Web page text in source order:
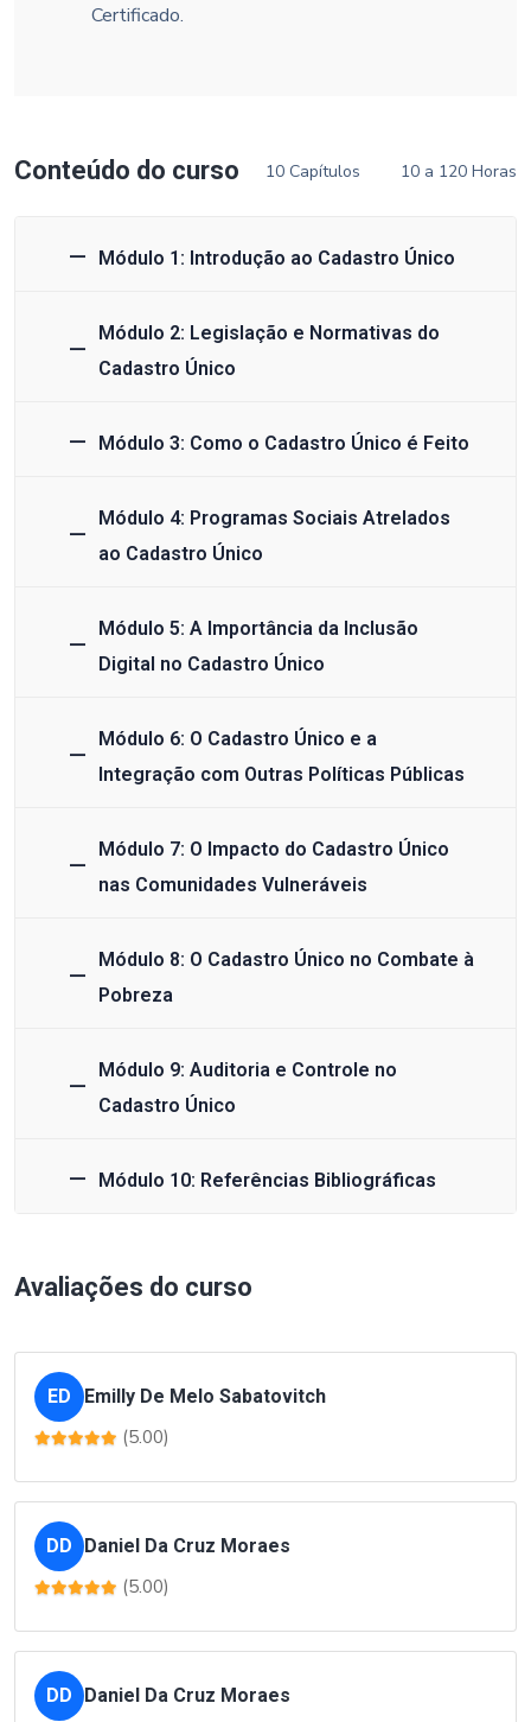
Certificado.
Conteúdo do curso 10 Capítulos 10 a 120 Horas
Módulo 1: Introdução ao Cadastro Único
Módulo 2: Legislação e Normativas do
Cadastro Único
Módulo 3: Como o Cadastro Único é Feito
Módulo 4: Programas Sociais Atrelados
ao Cadastro Único
Módulo 5: A Importância da Inclusão
Digital no Cadastro Único
Módulo 6: O Cadastro Único e a
Integração com Outras Políticas Públicas
Módulo 7: O Impacto do Cadastro Único
nas Comunidades Vulneráveis
Módulo 8: O Cadastro Único no Combate à
Pobreza
Módulo 9: Auditoria e Controle no
Cadastro Único
Módulo 10: Referências Bibliográficas
Avaliações do curso
ED Emilly De Melo Sabatovitch
(5.00)
DD Daniel Da Cruz Moraes
(5.00)
DD Daniel Da Cruz Moraes